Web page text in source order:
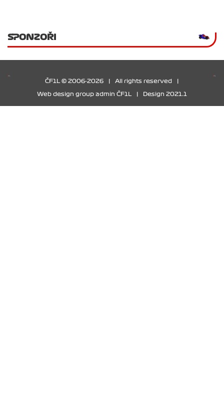
SPONZOŘI
ČF1L © 2006-2026 All rights reserved
Web design group admin ČF1L Design 2021.1